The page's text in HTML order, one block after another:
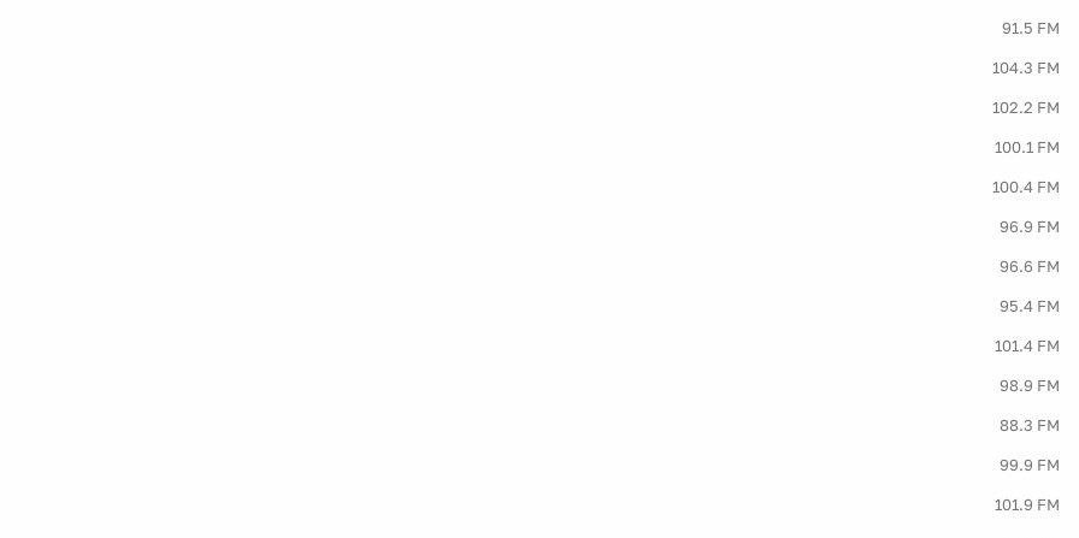
91.5 FM
104.3 FM
102.2 FM
100.1 FM
100.4 FM
96.9 FM
96.6 FM
95.4 FM
101.4 FM
98.9 FM
88.3 FM
99.9 FM
101.9 FM